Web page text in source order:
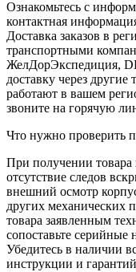
Ознакомьтесь с
контактная
Доставка заказов в
транспортными
ЖелДорЭкспедиция,
доставку через
работают в вашем
звоните на горячую
Что нужно проверить
При получении товара
отсутствие следов
внешний осмотр
других механических
товара заявленным
сопоставьте
Убедитесь в наличии
инструкции и